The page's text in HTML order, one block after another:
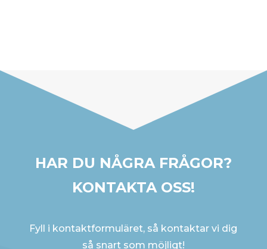
HAR DU NÅGRA FRÅGOR?
KONTAKTA OSS!
Fyll i kontaktformuläret, så kontaktar vi dig
så snart som möjligt!